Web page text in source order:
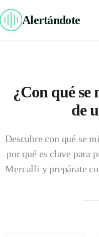
Alertándote
Alertándote
SOLUCIONES
Residencial
Línea Pro
¿Con qué
de
Descubre con qué se
por qué es clave para
Mercalli y prepárate
zona, confirma tu número
⚡ Fila de